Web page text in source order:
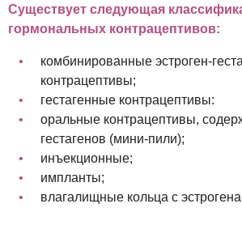
Существует следующая
гормональных контрацептивов:
комбинированные эстроген-
контрацептивы;
гестагенные контрацептивы:
оральные контрацептивы,
гестагенов (мини-пили);
инъекционные;
импланты;
влагалищные кольца с